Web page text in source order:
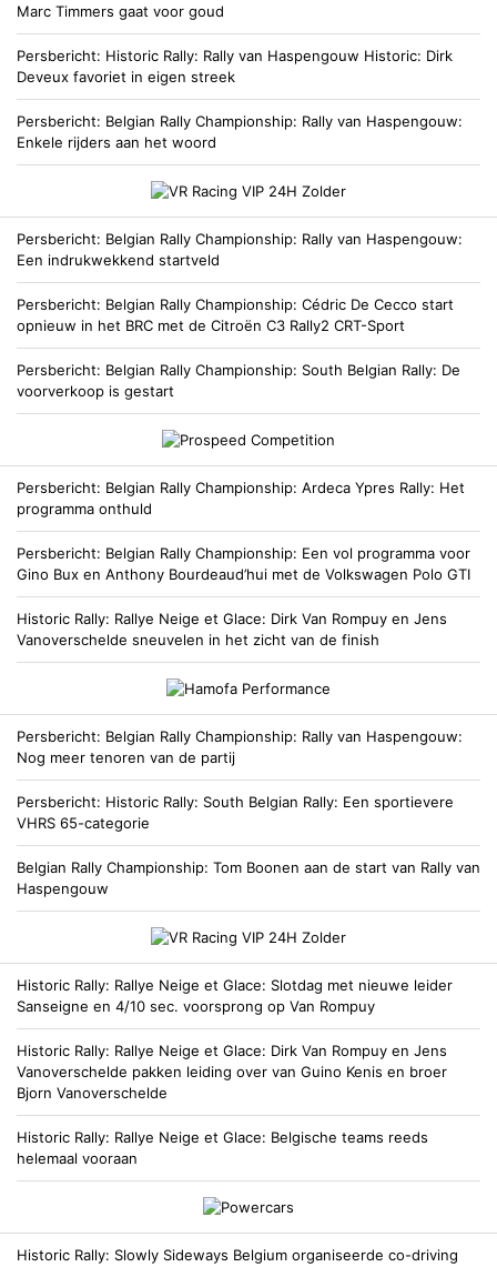
Marc Timmers gaat voor goud
Persbericht Historic Rally Rally van Haspengouw Historic: Dirk
Deveux favoriet in eigen streek
Persbericht Belgian Rally Championship Rally van Haspengouw:
Enkele rijders aan het woord
Persbericht Belgian Rally Championship Rally van Haspengouw:
Een indrukwekkend startveld
Persbericht Belgian Rally Championship Cédric De Cecco start
opnieuw in het BRC met de Citroën C3 Rally2 CRT-Sport
Persbericht Belgian Rally Championship South Belgian Rally: De
voorverkoop is gestart
Persbericht Belgian Rally Championship Ardeca Ypres Rally: Het
programma onthuld
Persbericht Belgian Rally Championship Een vol programma voor
Gino Bux en Anthony Bourdeaud’hui met de Volkswagen Polo GTI
Historic Rally Rallye Neige et Glace: Dirk Van Rompuy en Jens
Vanoverschelde sneuvelen in het zicht van de finish
Persbericht Belgian Rally Championship Rally van Haspengouw:
Nog meer tenoren van de partij
Persbericht Historic Rally South Belgian Rally: Een sportievere
VHRS 65-categorie
Belgian Rally Championship Tom Boonen aan de start van Rally van
Haspengouw
Historic Rally Rallye Neige et Glace: Slotdag met nieuwe leider
Sanseigne en 4/10 sec. voorsprong op Van Rompuy
Historic Rally Rallye Neige et Glace: Dirk Van Rompuy en Jens
Vanoverschelde pakken leiding over van Guino Kenis en broer
Bjorn Vanoverschelde
Historic Rally Rallye Neige et Glace: Belgische teams reeds
helemaal vooraan
Historic Rally Slowly Sideways Belgium organiseerde co-driving